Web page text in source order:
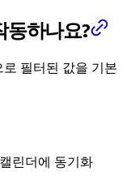
동하나요?
필터된 값을 기본
린더에 동기화